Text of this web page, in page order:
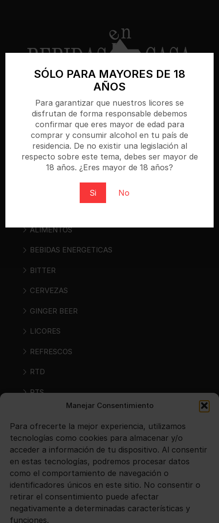
Manejar Consentimiento
Para ofrecerte la mejor experiencia, utilizamos
tecnologías como cookies para almacenar y/o
acceder a información de tu dispositivo. Al consentir
en estas tecnologías, podremos procesar datos
como el comportamiento de navegación o
identificadores únicos en este sitio. No consentir o
retirar el consentimiento puede afectar
negativamente a determinadas características y
funciones.
SÓLO PARA MAYORES DE 18
AÑOS
Para garantizar que nuestros licores se
disfrutan de forma responsable debemos
confirmar que eres mayor de edad para
comprar y consumir alcohol en tu país de
residencia. De no existir una legislación al
respecto sobre este tema, debes ser mayor de
18 años. ¿Eres mayor de 18 años?
Si No
Bebidasencasa.com es una tienda online
especializada donde puedes comprar cerveza,
vino, sidra, bebidas espirituosas y bebidas «ready
to drink». Regístrate y compra al mejor precio.
ALIMENTOS
BEBIDAS ENERGETICAS
BITTER
CERVEZAS
GINGER BEER
LICORES
REFRESCOS
RTD
RTS
VINOS
Avisos legales
Aviso legal
Política de privacidad